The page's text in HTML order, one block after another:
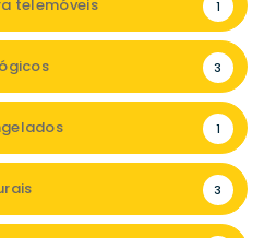
telemóveis 1
3
1
3